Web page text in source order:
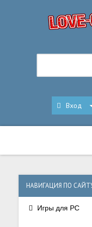
Вход
НАВИГАЦИЯ ПО
Игры для PC